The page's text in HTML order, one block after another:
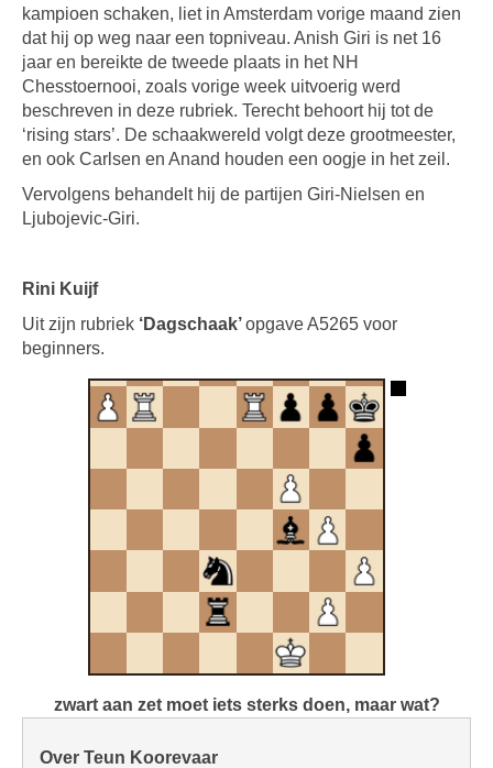
kampioen schaken, liet in Amsterdam vorige maand zien
dat hij op weg naar een topniveau. Anish Giri is net 16
jaar en bereikte de tweede plaats in het NH
Chesstoernooi, zoals vorige week uitvoerig werd
beschreven in deze rubriek. Terecht behoort hij tot de
‘rising stars’. De schaakwereld volgt deze grootmeester,
en ook Carlsen en Anand houden een oogje in het zeil.
Vervolgens behandelt hij de partijen Giri-Nielsen en
Ljubojevic-Giri.
Rini Kuijf
Uit zijn rubriek ‘Dagschaak’opgave A5265 voor
beginners.
zwart aan zet moet iets sterks doen, maar wat?
Over Teun Koorevaar